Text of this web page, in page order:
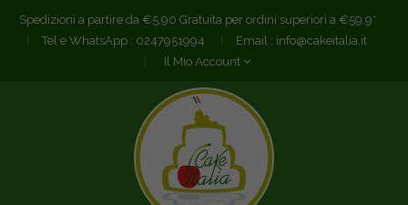
Spedizioni a partire da €5,90 Gratuita per ordini superiori a €59,9*
Tel e WhatsApp : 0247951994 Email : info@cakeitalia.it
Il Mio Account